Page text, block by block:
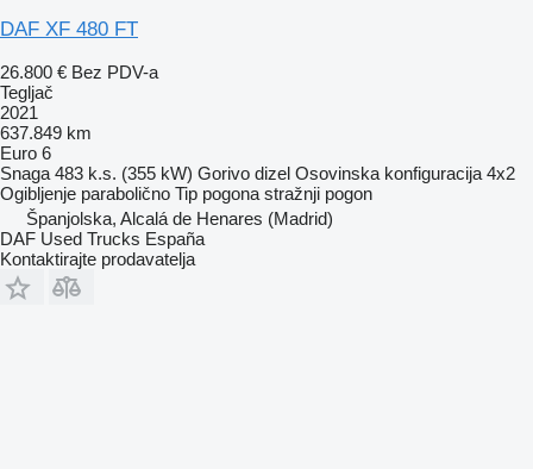
DAF XF 480 FT
26.800 € Bez PDV-a
Tegljač
2021
637.849 km
Euro 6
Snaga 483 k.s. (355 kW) Gorivo dizel Osovinska konfiguracija 4x2
Ogibljenje parabolično Tip pogona stražnji pogon
Španjolska, Alcalá de Henares (Madrid)
DAF Used Trucks España
Kontaktirajte prodavatelja